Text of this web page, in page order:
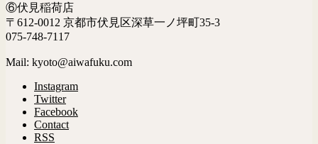
⑥伏見稲荷店
〒612-0012 京都市伏見区深草一ノ坪町35-3
075-748-7117
Mail: kyoto@aiwafuku.com
Instagram
Twitter
Facebook
Contact
RSS